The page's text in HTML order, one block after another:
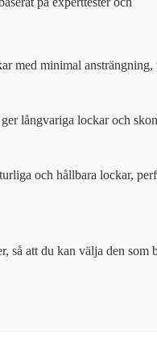
med minimal
långvariga lockar och
och hållbara lockar,
så att du kan välja den som